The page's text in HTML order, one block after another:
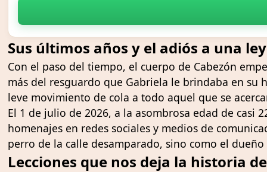
Sus últimos años y el adiós a una
Con el paso del tiempo, el cuerpo de Cabezón
más del resguardo que Gabriela le brindaba en
leve movimiento de cola a todo aquel que se
El 1 de julio de 2026, a la asombrosa edad de casi
homenajes en redes sociales y medios de
perro de la calle desamparado, sino como el
Lecciones que nos deja la historia